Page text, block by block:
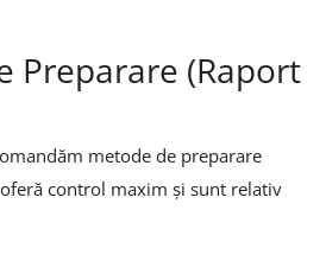
Preparare (Raport
metode de preparare
control maxim și sunt relativ